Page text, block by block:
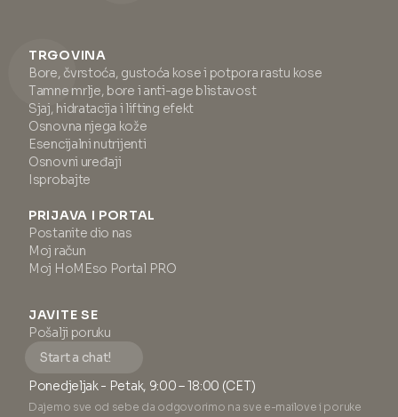
TRGOVINA
Bore, čvrstoća, gustoća kose i potpora rastu kose
Tamne mrlje, bore i anti-age blistavost
Sjaj, hidratacija i lifting efekt
Osnovna njega kože
Esencijalni nutrijenti
Osnovni uređaji
Isprobajte
PRIJAVA I PORTAL
Postanite dio nas
Moj račun
Moj HoMEso Portal PRO
JAVITE SE
Pošalji poruku
Start a chat!
Ponedjeljak - Petak, 9:00 – 18:00 (CET)
Dajemo sve od sebe da odgovorimo na sve e-mailove i poruke